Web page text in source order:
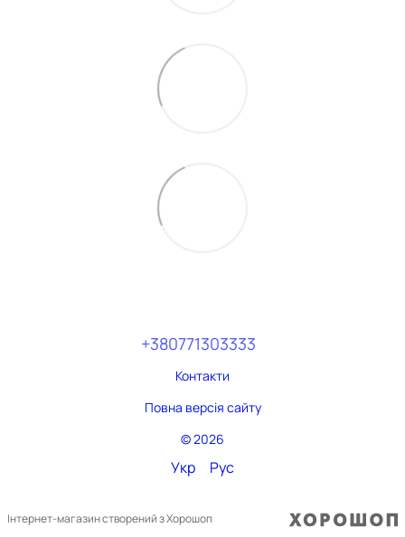
+380771303333
Контакти
Повна версія сайту
© 2026
Укр Рус
Інтернет-магазин створений з Хорошоп